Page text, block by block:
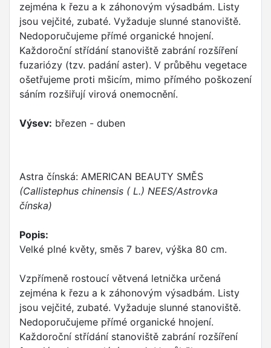
zejména k řezu a k záhonovým výsadbám. Listy
jsou vejčité, zubaté. Vyžaduje slunné stanoviště.
Nedoporučujeme přímé organické hnojení.
Každoroční střídání stanoviště zabrání rozšíření
fuzariózy (tzv. padání aster). V průběhu vegetace
ošetřujeme proti mšicím, mimo přímého poškození
sáním rozšiřují virová onemocnění.
Výsev: březen - duben
Astra čínská: AMERICAN BEAUTY SMĚS
(Callistephus chinensis ( L.) NEES/Astrovka
čínska)
Popis:
Velké plné květy, směs 7 barev, výška 80 cm.
Vzpřímeně rostoucí větvená letnička určená
zejména k řezu a k záhonovým výsadbám. Listy
jsou vejčité, zubaté. Vyžaduje slunné stanoviště.
Nedoporučujeme přímé organické hnojení.
Každoroční střídání stanoviště zabrání rozšíření